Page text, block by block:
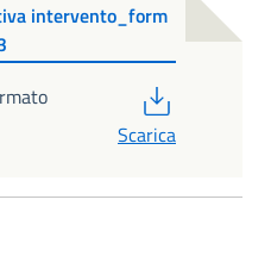
intervento_form
Scarica